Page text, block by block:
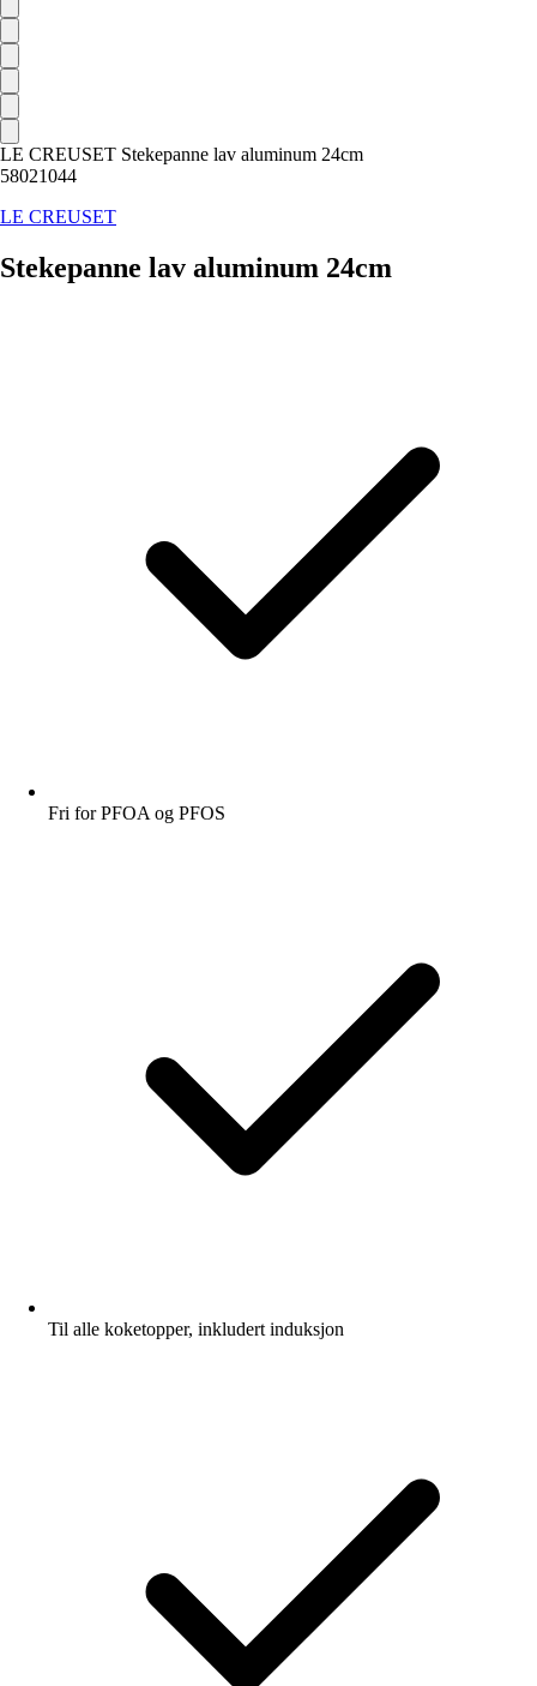
LE CREUSET Stekepanne lav aluminum 24cm
58021044
LE CREUSET
Stekepanne lav aluminum 24cm
Fri for PFOA og PFOS
Til alle koketopper, inkludert induksjon